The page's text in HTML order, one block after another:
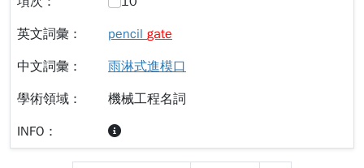
pencil gate
雨淋式進模口
機械工程名詞